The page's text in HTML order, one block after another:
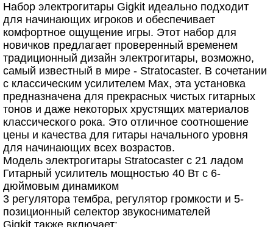
Набор электрогитары Gigkit идеально подходит
для начинающих игроков и обеспечивает
комфортное ощущение игры. Этот набор для
новичков предлагает проверенный временем
традиционный дизайн электрогитары, возможно,
самый известный в мире - Stratocaster. В сочетании
с классическим усилителем Max, эта установка
предназначена для прекрасных чистых гитарных
тонов и даже некоторых хрустящих материалов
классического рока. Это отличное соотношение
цены и качества для гитары начального уровня
для начинающих всех возрастов.
Модель электрогитары Stratocaster с 21 ладом
Гитарный усилитель мощностью 40 Вт с 6-
дюймовым динамиком
3 регулятора тембра, регулятор громкости и 5-
позиционный селектор звукоснимателей
Gigkit также включает: